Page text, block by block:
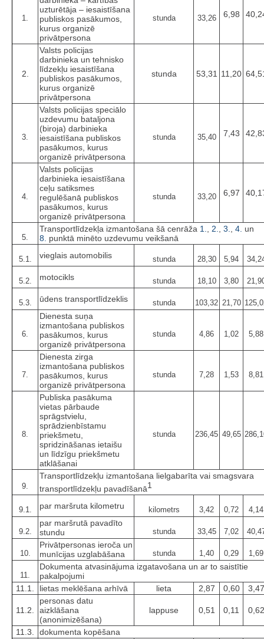
1.
uzturētāja – iesaistīšana
publiskos pasākumos,
kurus organizē
privātpersona
stunda 33,26 6,98
2.
Valsts policijas
darbinieka un tehnisko
līdzekļu iesaistīšana
publiskos pasākumos,
kurus organizē
privātpersona
stunda 53,31 11,20
3.
Valsts policijas speciālo
uzdevumu bataljona
(biroja) darbinieka
iesaistīšana publiskos
pasākumos, kurus
organizē privātpersona
stunda 35,40 7,43
4.
Valsts policijas
darbinieka iesaistīšana
ceļu satiksmes
regulēšanā publiskos
pasākumos, kurus
organizē privātpersona
stunda 33,20 6,97
5.
Transportlīdzekļa izmantošana šā cenrāža 1., 2., 3., 4. un
8. punktā minēto uzdevumu veikšanā
5.1. vieglais automobilis stunda 28,30 5,94
5.2. motocikls stunda 18,10 3,80
5.3. ūdens transportlīdzeklis stunda 103,32 21,70
6.
Dienesta suņa
izmantošana publiskos
pasākumos, kurus
organizē privātpersona
stunda 4,86 1,02 5,88
7.
Dienesta zirga
izmantošana publiskos
pasākumos, kurus
organizē privātpersona
stunda 7,28 1,53 8,81
8.
Publiska pasākuma
vietas pārbaude
sprāgstvielu,
sprādzienbīstamu
priekšmetu,
spridzināšanas ietaišu
un līdzīgu priekšmetu
atklāšanai
stunda 236,45 49,65
9.
Transportlīdzekļu izmantošana lielgabarīta vai smagsvara
transportlīdzekļu pavadīšanā1
9.1. par maršruta kilometru kilometrs 3,42 0,72 4,14
9.2.
par maršrutā pavadīto
stundu
stunda 33,45 7,02
10.
Privātpersonas ieroča un
munīcijas uzglabāšana
stunda 1,40 0,29 1,69
11.
Dokumenta atvasinājuma izgatavošana un ar to saistītie
pakalpojumi
11.1.
lietas meklēšana arhīvā lieta 2,87 0,60 3,47
11.2.
personas datu
aizklāšana
(anonimizēšana)
lappuse 0,51 0,11 0,62
11.3. dokumenta kopēšana